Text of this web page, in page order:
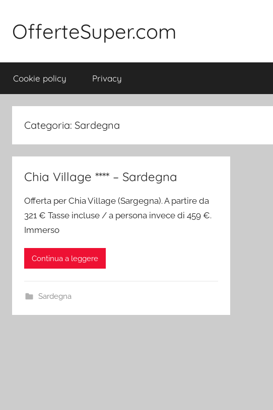
contenuto
OfferteSuper.com
Cookie policy Privacy
Categoria: Sardegna
Chia Village **** – Sardegna
Offerta per Chia Village (Sargegna). A partire da
321 € Tasse incluse / a persona invece di 459 €.
Immerso
Continua a leggere
Sardegna